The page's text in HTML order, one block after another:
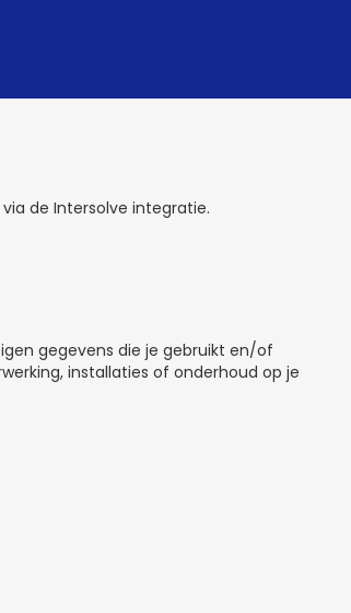
de Intersolve integratie.
gegevens die je gebruikt en/of
installaties of onderhoud op je